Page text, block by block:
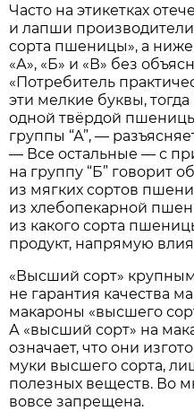
Часто на этикетках
и лапши
сорта пшеницы», а
«А», «Б» и «В» без
«Потребитель
эти мелкие буквы,
одной твёрдой
группы “А”, —
— Все остальные — с
на группу “Б” говорит
из мягких сортов
из хлебопекарной
из какого сорта
продукт, напрямую
«Высший сорт»
не гарантия качества
макароны «высшего
А «высший сорт» на
означает, что они
муки высшего сорта,
полезных веществ. Во
вовсе запрещена.